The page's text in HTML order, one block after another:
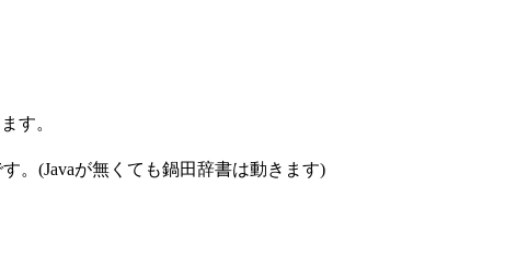
す。
。(Javaが無くても鍋田辞書は動きます)